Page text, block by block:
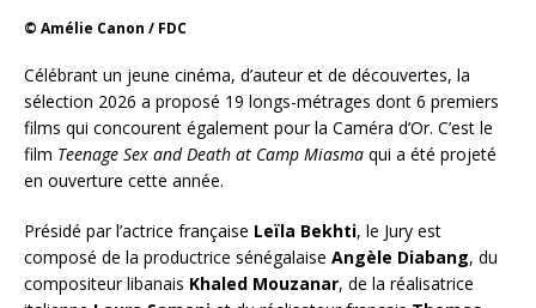
© Amélie Canon / FDC
Célébrant un jeune cinéma, d’auteur et de découvertes, la
sélection 2026 a proposé 19 longs-métrages dont 6 premiers
films qui concourent également pour la Caméra d’Or. C’est le
film Teenage Sex and Death at Camp Miasma qui a été projeté
en ouverture cette année.
Présidé par l’actrice française Leïla Bekhti, le Jury est
composé de la productrice sénégalaise Angèle Diabang, du
compositeur libanais Khaled Mouzanar, de la réalisatrice